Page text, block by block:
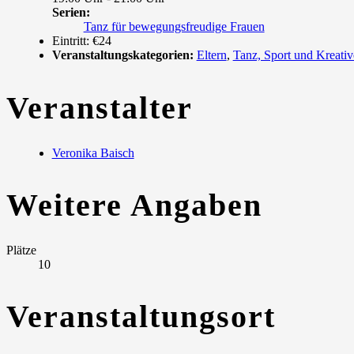
Serien:
Tanz für bewegungsfreudige Frauen
Eintritt: €24
Veranstaltungskategorien: Eltern, Tanz, Sport und
Veranstalter
Veronika Baisch
Weitere Angaben
Plätze
10
Veranstaltungsort